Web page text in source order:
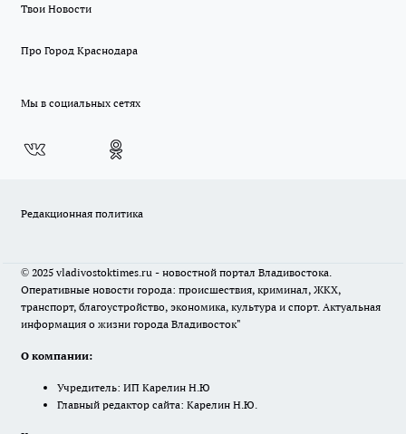
Твои Новости
Про Город Краснодара
Мы в социальных сетях
Редакционная политика
© 2025 vladivostoktimes.ru - новостной портал Владивостока.
Оперативные новости города: происшествия, криминал, ЖКХ,
транспорт, благоустройство, экономика, культура и спорт. Актуальная
информация о жизни города Владивосток"
О компании:
Учредитель: ИП Карелин Н.Ю
Главный редактор сайта: Карелин Н.Ю.